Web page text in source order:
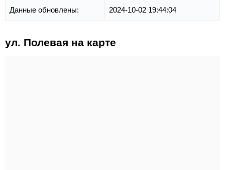
Данные обновлены: 2024-10-02 19:44:04
ул. Полевая на карте